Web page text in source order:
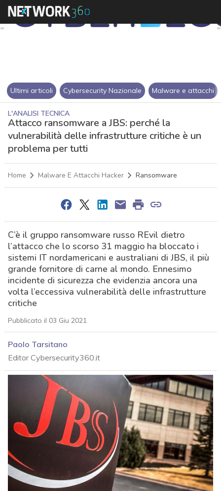
Ultimi articoli Cybersecurity Nazionale Malware e attacchi
L'ANALISI TECNICA
Attacco ransomware a JBS: perché la
vulnerabilità delle infrastrutture critiche è un
problema per tutti
Home Malware E Attacchi Hacker Ransomware
C’è il gruppo ransomware russo REvil dietro
l’attacco che lo scorso 31 maggio ha bloccato i
sistemi IT nordamericani e australiani di JBS, il più
grande fornitore di carne al mondo. Ennesimo
incidente di sicurezza che evidenzia ancora una
volta l’eccessiva vulnerabilità delle infrastrutture
critiche
Pubblicato il 03 Giu 2021
Paolo Tarsitano
Editor Cybersecurity360.it